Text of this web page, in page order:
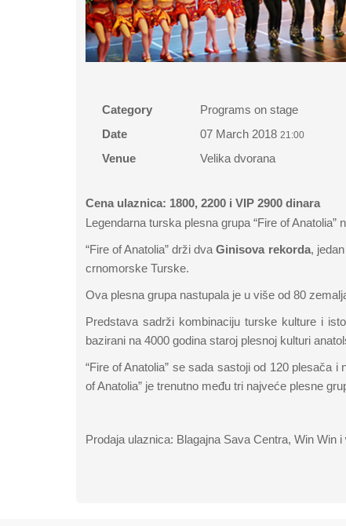
Category
Programs on stage
Date
07 March 2018 21:00
Venue Velika dvorana
Cena ulaznica: 1800, 2200 i VIP 2900 dinara
Legendarna turska plesna grupa “Fire of
“Fire of Anatolia” drži dvaGinisova rekorda,
crnomorske Turske.
Ova plesna grupa nastupala je u više od 80
Predstava sadrži kombinaciju turske kulture i
bazirani na 4000 godina staroj plesnoj kulturi
“Fire of Anatolia” se sada sastoji od 120 plesača
of Anatolia” je trenutno među tri najveće plesne
Prodaja ulaznica: Blagajna Sava Centra, Win Win i